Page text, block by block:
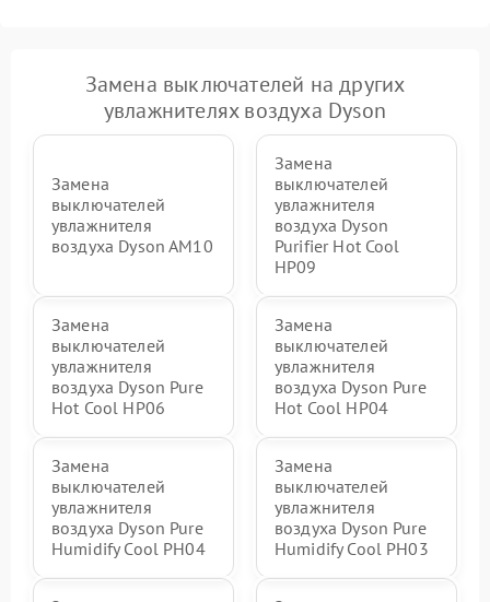
Замена выключателей на других
увлажнителях воздуха Dyson
Замена
выключателей
увлажнителя
воздуха Dyson AM10
Замена
выключателей
увлажнителя
воздуха Dyson
Purifier Hot Cool
HP09
Замена
выключателей
увлажнителя
воздуха Dyson Pure
Hot Cool HP06
Замена
выключателей
увлажнителя
воздуха Dyson Pure
Hot Cool HP04
Замена
выключателей
увлажнителя
воздуха Dyson Pure
Humidify Cool PH04
Замена
выключателей
увлажнителя
воздуха Dyson Pure
Humidify Cool PH03